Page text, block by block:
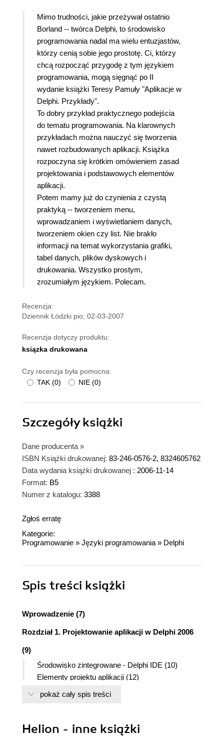
Mimo trudności, jakie przeżywał ostatnio
Borland -- twórca Delphi, to środowisko
programowania nadal ma wielu entuzjastów,
którzy cenią sobie jego prostotę. Ci, którzy
chcą rozpocząć przygodę z tym językiem
programowania, mogą sięgnąć po II
wydanie książki Teresy Pamuły "Aplikacje w
Delphi. Przykłady".
To dobry przykład praktycznego podejścia
do tematu programowania. Na klarownych
przykładach można nauczyć się tworzenia
nawet rozbudowanych aplikacji. Książka
rozpoczyna się krótkim omówieniem zasad
projektowania i podstawowych elementów
aplikacji.
Potem mamy już do czynienia z czystą
praktyką -- tworzeniem menu,
wprowadzaniem i wyświetlaniem danych,
tworzeniem okien czy list. Nie brakło
informacji na temat wykorzystania grafiki,
tabel danych, plików dyskowych i
drukowania. Wszystko prostym,
zrozumiałym językiem. Polecam.
Recenzja:
Dziennik Łódzki pio; 02-03-2007
Recenzja dotyczy produktu:
ksiązka drukowana
Czy recenzja była pomocna:
TAK (0) NIE (0)
Szczegółyksiążki
Dane producenta »
ISBN Książki drukowanej: 83-246-0576-2, 8324605762
Data wydania książki drukowanej : 2006-11-14
Format: B5
Numer z katalogu: 3388
Zgłoś erratę
Kategorie:
Programowanie » Języki programowania» Delphi
Spis treści książki
Wprowadzenie (7)
Rozdział 1. Projektowanie aplikacji w Delphi 2006
(9)
Środowisko zintegrowane - Delphi IDE (10)
Elementy projektu aplikacji (12)
Standardowe właściwości komponentów (14)
Okno aplikacji (19)
pokaż cały spis treści
Helion - inne książki